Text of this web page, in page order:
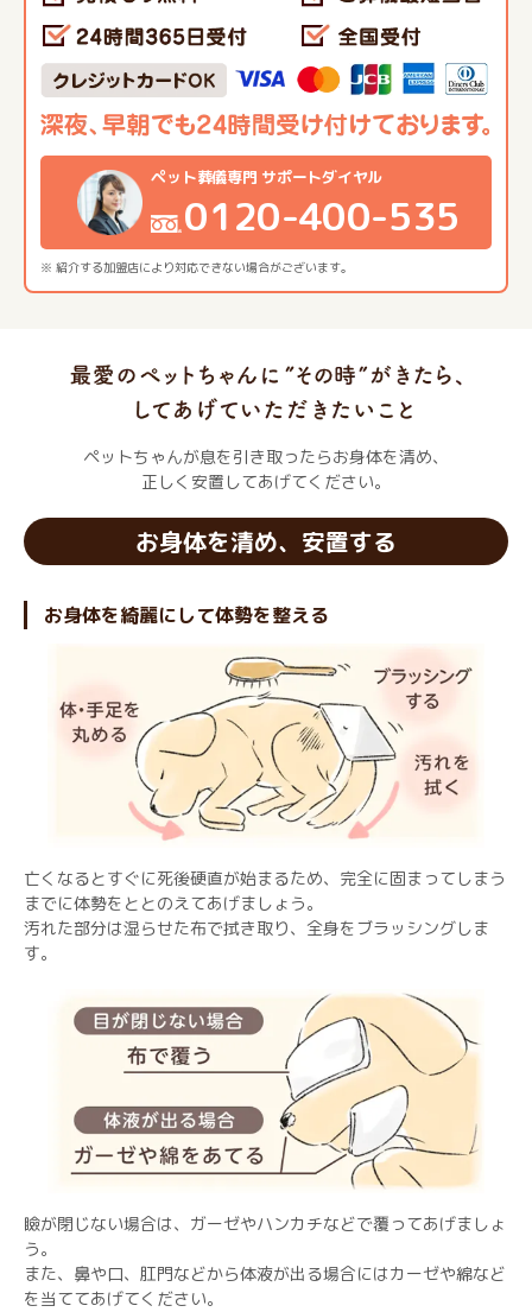
※ 紹介する加盟店により対応できない場合がございます。
ペット葬儀専門 サポートダイヤル
0120-400-535
ペットちゃんが息を引き取ったらお身体を清め、
正しく安置してあげてください。
お身体を清め、安置する
お身体を綺麗にして体勢を整える
亡くなるとすぐに死後硬直が始まるため、完全に固まってしまう
までに体勢をととのえてあげましょう。
汚れた部分は湿らせた布で拭き取り、全身をブラッシングしま
す。
瞼が閉じない場合は、ガーゼやハンカチなどで覆ってあげましょ
う。
また、鼻や口、肛門などから体液が出る場合にはカーゼや綿など
を当ててあげてください。